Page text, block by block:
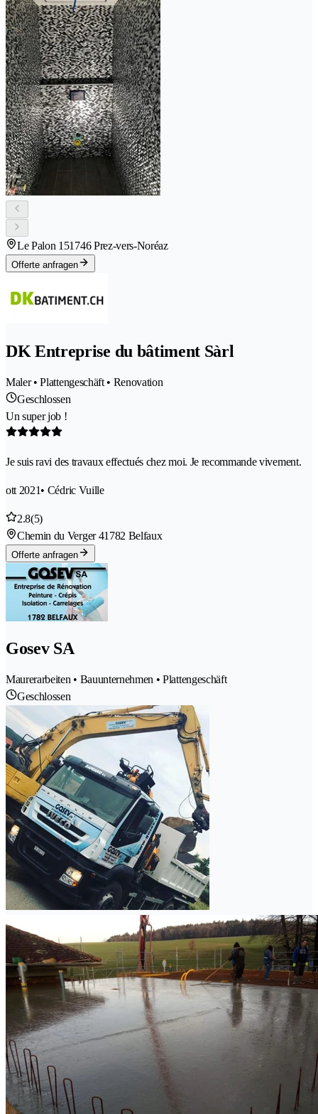
Le Palon 151746 Prez-vers-Noréaz
Offerte anfragen
DK Entreprise du bâtiment Sàrl
Maler • Plattengeschäft • Renovation
Geschlossen
Un super job !
Je suis ravi des travaux effectués chez moi. Je recommande vivement.
ott 2021• Cédric Vuille
2.8(5)
Chemin du Verger 41782 Belfaux
Offerte anfragen
Gosev SA
Maurerarbeiten • Bauunternehmen • Plattengeschäft
Geschlossen